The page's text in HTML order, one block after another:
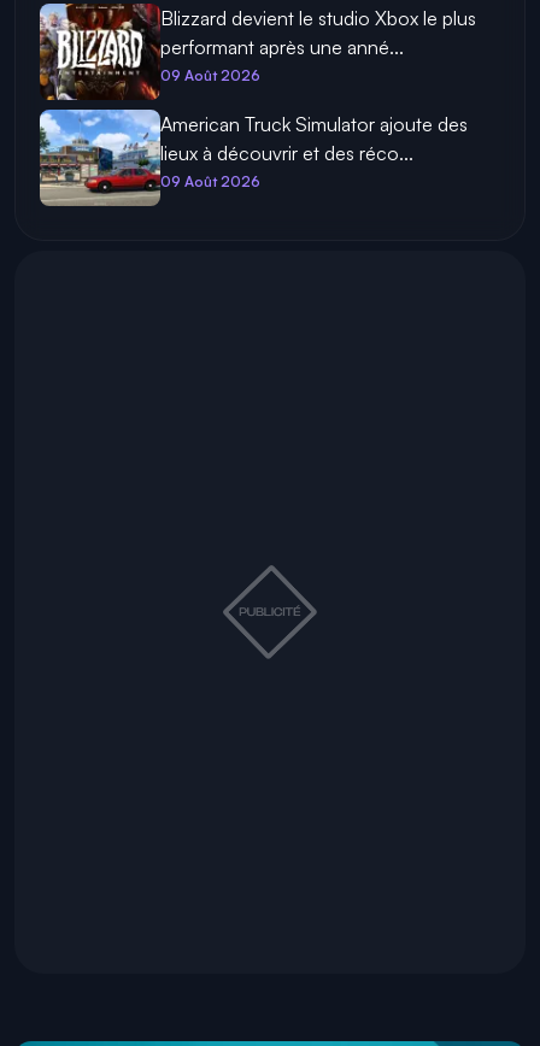
Blizzard devient le studio Xbox le plus
performant après une anné...
09 Août 2026
American Truck Simulator ajoute des
lieux à découvrir et des réco...
09 Août 2026